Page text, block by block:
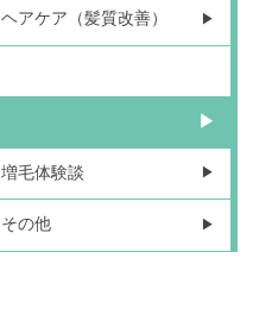
ヘアケア（髪質改善）
増毛体験談
その他